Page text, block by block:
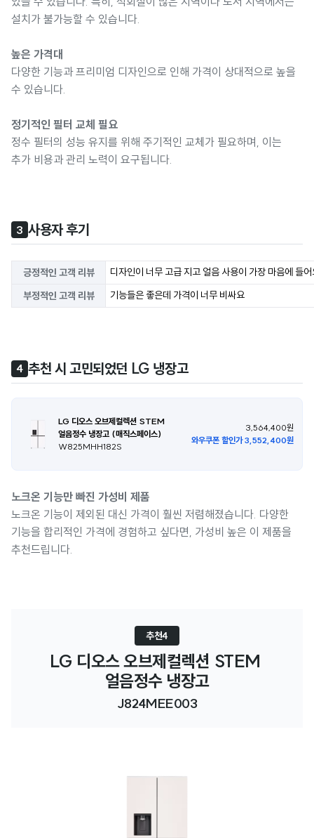
설치가 불가능할 수 있습니다.
높은 가격대
다양한 기능과 프리미엄 디자인으로 인해 가격이 상대적으로 높을
수 있습니다.
정기적인 필터 교체 필요
정수 필터의 성능 유지를 위해 주기적인 교체가 필요하며, 이는
추가 비용과 관리 노력이 요구됩니다.
3 사용자 후기
긍정적인 고객 리뷰
디자인이 너무 고급 지고 얼음 사용이 가장 마음에 들어
부정적인 고객 리뷰
기능들은 좋은데 가격이 너무 비싸요
4 추천 시 고민되었던 LG 냉장고
LG 디오스 오브제컬렉션 STEM
얼음정수 냉장고 (매직스페이스)
W825MHH182S
3,564,400원
와우쿠폰 할인가 3,552,400원
노크온 기능만 빠진 가성비 제품
노크온 기능이 제외된 대신 가격이 훨씬 저렴해졌습니다. 다양한
기능을 합리적인 가격에 경험하고 싶다면, 가성비 높은 이 제품을
추천드립니다.
추천4
LG 디오스 오브제컬렉션 STEM
얼음정수 냉장고
J824MEE003